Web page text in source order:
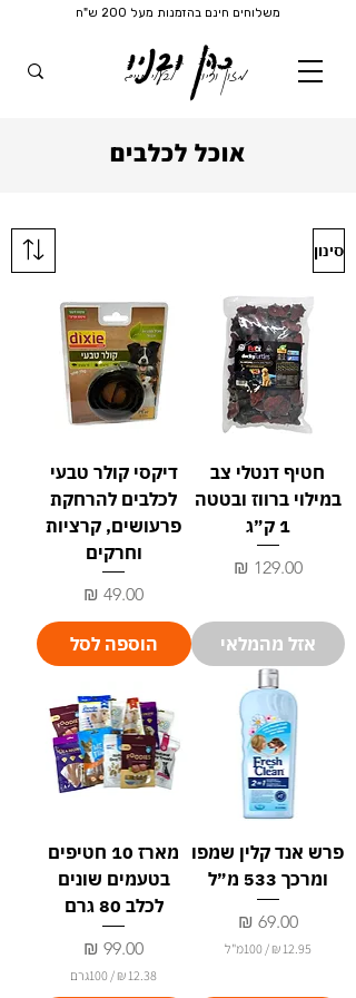
משלוחים חינם בהזמנות מעל 200 ש"ח
כהן ובניו מזון וציוד לבעלי חיים
אוכל לכלבים
סינון
חטיף דנטלי צב
במילוי ברווז ובטטה
1 ק״ג
מחיר‏129.00 ‏₪
אזל מהמלאי
דיקסי קולר טבעי
לכלבים להרחקת
פרעושים, קרציות
וחרקים
מחיר
הוספה לסל
פרש אנד קלין שמפו
ומרכך 533 מ״ל
מחיר‏69.00 ‏₪
‏12.95 ‏₪
/100מ"ל
מארז 10 חטיפים
בטעמים שונים
לכלב 80 גרם
מחיר
/ 100גרם